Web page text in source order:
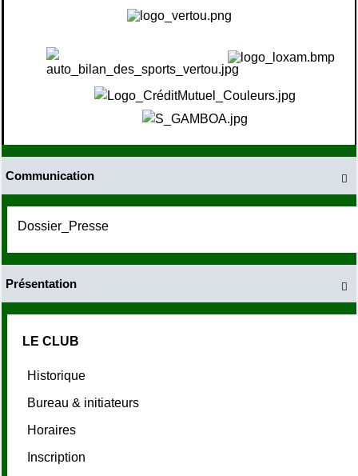

Communication
Dossier_Presse

Présentation
LE CLUB
Historique
Bureau & initiateurs
Horaires
Inscription